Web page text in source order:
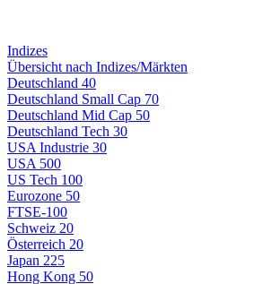
Indizes
Übersicht nach Indizes/Märkten
Deutschland 40
Deutschland Small Cap 70
Deutschland Mid Cap 50
Deutschland Tech 30
USA Industrie 30
USA 500
US Tech 100
Eurozone 50
FTSE-100
Schweiz 20
Österreich 20
Japan 225
Hong Kong 50